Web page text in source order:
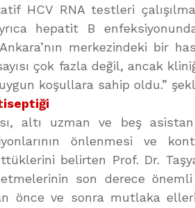
HCV RNA testleri
hepatit B
merkezindeki bir
çok fazla değil, ancak
koşullara sahip oldu.”
altı uzman ve beş
önlenmesi ve
belirten Prof. Dr.
son derece
önce ve sonra mutlaka